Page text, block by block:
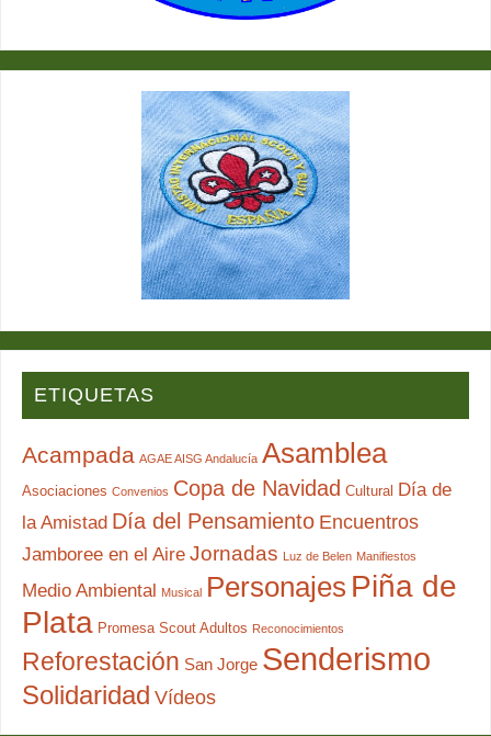
ETIQUETAS
Acampada AGAE AISG Andalucía Asamblea
Asociaciones Convenios Copa de Navidad Cultural Día de
la Amistad Día del Pensamiento Encuentros
Jamboree en el Aire Jornadas Luz de Belen Manifiestos
Medio Ambiental Musical Personajes Piña de
Plata Promesa Scout Adultos Reconocimientos
Reforestación San Jorge Senderismo
Solidaridad Vídeos